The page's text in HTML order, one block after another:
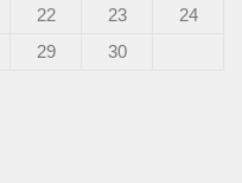
22 23
24
29
30